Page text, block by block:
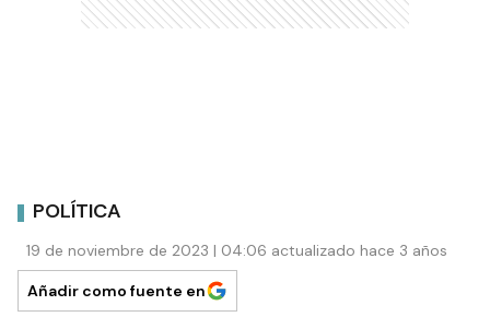
POLÍTICA
19 de noviembre de 2023 | 04:06 actualizado hace 3 años
Añadir como fuente en